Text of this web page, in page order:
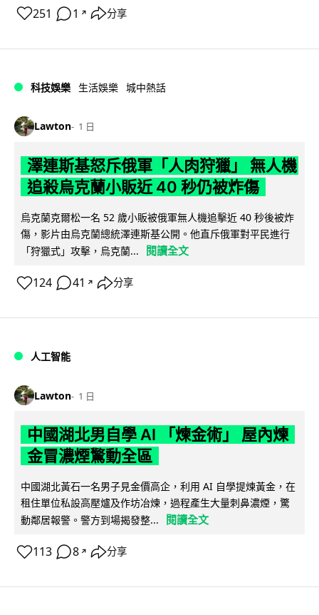
251 1 ↗ 分享
科技娛樂 生活娛樂 城中熱話
Lawton 1 日
澤連斯基怒斥俄軍「人肉狩獵」 無人機
追殺烏克蘭小販近 40 秒仍被炸傷
烏克蘭克爾松一名 52 歲小販被俄軍無人機追擊近 40 秒後被炸
傷，影片由烏克蘭總統澤連斯基公開。他直斥俄軍對平民進行
「狩獵式」攻擊，烏克蘭...
閱讀全文
124 41 ↗ 分享
人工智能
Lawton 1 日
中國湖北男自學 AI 「煉金術」 屋內煉
金冒濃煙驚動全區
中國湖北黃石一名男子見金價高企，利用 AI 自學提煉黃金，在
租住單位私設高壓爐及作坊冶煉，過程產生大量刺鼻濃煙，驚
動鄰居報警。警方到場揭發整...
閱讀全文
113 8 ↗ 分享